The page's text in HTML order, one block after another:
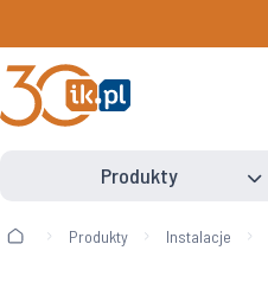
Produkty
Produkty Instalacje